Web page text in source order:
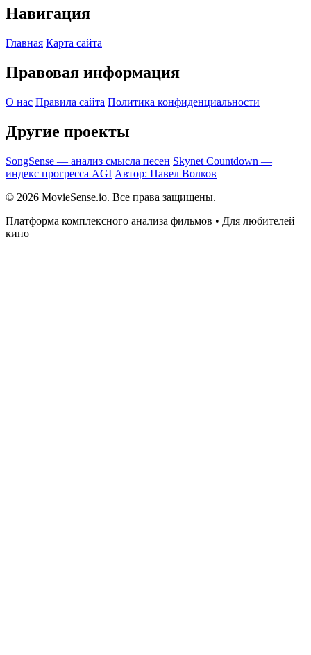
Навигация
Главная Карта сайта
Правовая информация
О нас Правила сайта Политика конфиденциальности
Другие проекты
SongSense — анализ смысла песен Skynet Countdown —
индекс прогресса AGI Автор: Павел Волков
© 2026 MovieSense.io. Все права защищены.
Платформа комплексного анализа фильмов • Для любителей
кино